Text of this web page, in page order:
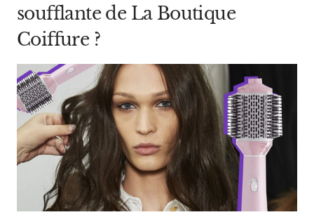
soufflante de La Boutique
Coiffure ?